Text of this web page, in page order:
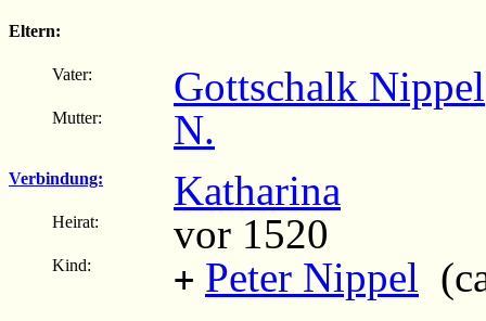
Eltern:
Vater: Gottschalk Nippel
Mutter: N.
Verbindung: Katharina
Heirat: vor 1520
Kind: + Peter Nippel